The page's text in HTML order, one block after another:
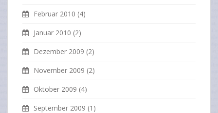
Februar 2010 (4)
Januar 2010 (2)
Dezember 2009 (2)
November 2009 (2)
Oktober 2009 (4)
September 2009 (1)